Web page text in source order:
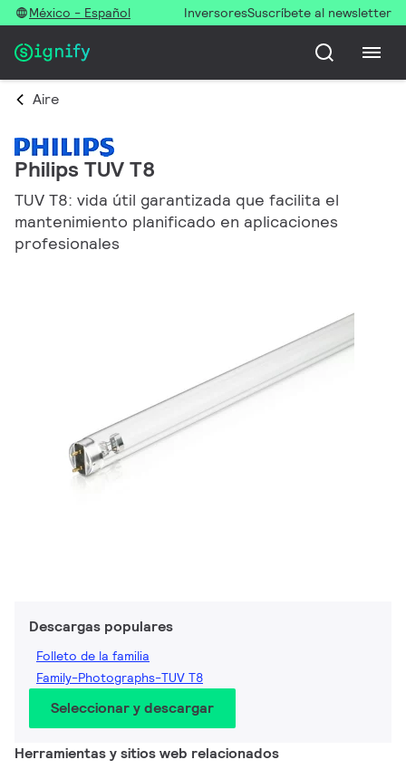
México - Español InversoresSuscríbete al newsletter
Aire
Philips TUV T8
TUV T8: vida útil garantizada que facilita el
mantenimiento planificado en aplicaciones
profesionales
Descargas populares
Folleto de la familia
Family-Photographs-TUV T8
Seleccionar y descargar
Herramientas y sitios web relacionados